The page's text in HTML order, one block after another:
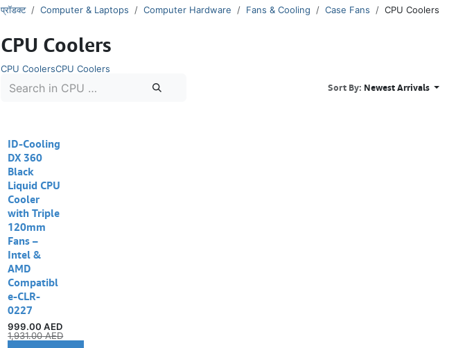
प्रॉडक्ट Computer & Laptops Computer Hardware Fans & Cooling Case Fans CPU Coolers
CPU Coolers
CPU CoolersCPU Coolers
Sort By: Newest Arrivals
Out of stock
ID-Cooling
DX 360
Black
Liquid CPU
Cooler
with Triple
120mm
Fans –
Intel &
AMD
Compatibl
e-CLR-
0227
999.00 AED
1,931.00AED